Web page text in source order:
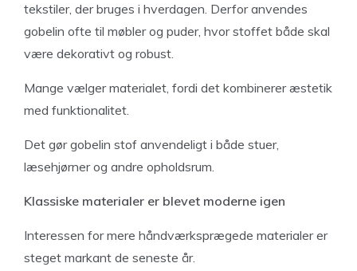
tekstiler, der bruges i hverdagen. Derfor anvendes
gobelin ofte til møbler og puder, hvor stoffet både skal
være dekorativt og robust.
Mange vælger materialet, fordi det kombinerer æstetik
med funktionalitet.
Det gør gobelin stof anvendeligt i både stuer,
læsehjørner og andre opholdsrum.
Klassiske materialer er blevet moderne igen
Interessen for mere håndværksprægede materialer er
steget markant de seneste år.